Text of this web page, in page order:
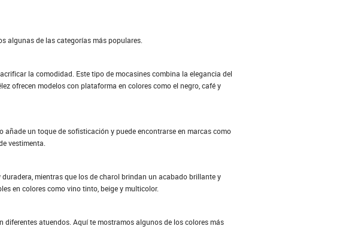
algunas de las categorías más populares.
la comodidad. Este tipo de mocasines combina la elegancia del
ofrecen modelos con plataforma en colores como el negro, café y
un toque de sofisticación y puede encontrarse en marcas como
vestimenta.
mientras que los de charol brindan un acabado brillante y
en colores como vino tinto, beige y multicolor.
atuendos. Aquí te mostramos algunos de los colores más